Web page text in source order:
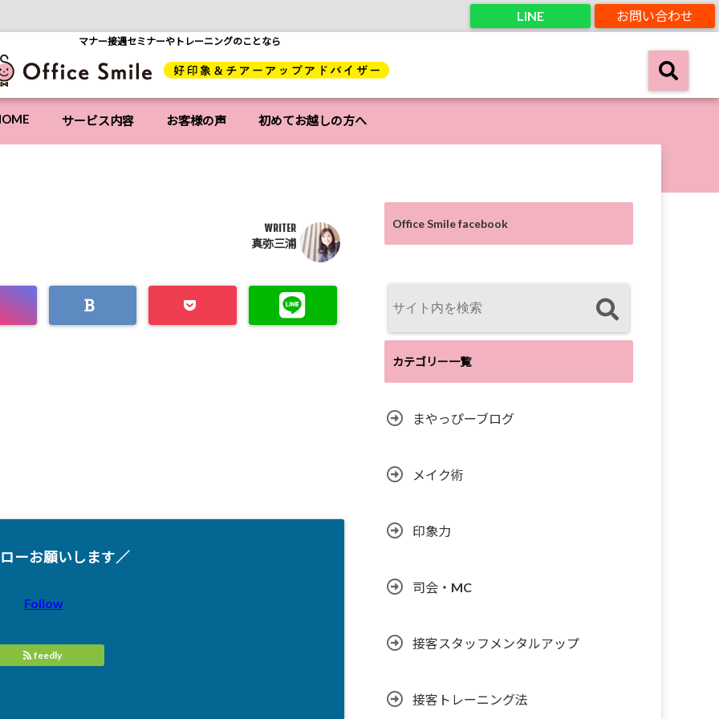
お問い合わせ
LINE
マナー接遇セミナーやトレーニングのことなら
サービス内容 お客様の声 初めてお越しの方へ
WRITER
真弥三浦
ーお願いします／
Follow
feedly
Office Smile facebook
カテゴリー一覧
まやっぴーブログ
メイク術
印象力
司会・MC
接客スタッフメンタルアップ
接客トレーニング法